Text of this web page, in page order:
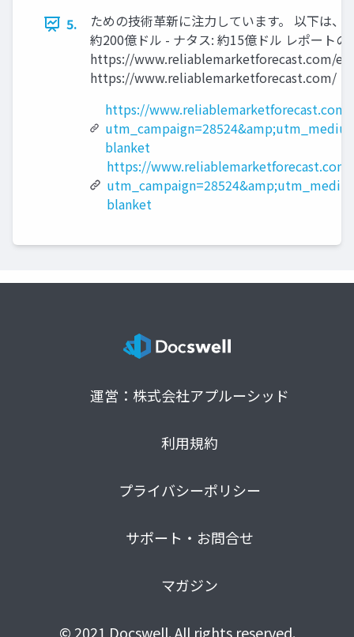
5.
ための技術革新に注力しています。 以下は
約200億ドル - ナタス: 約15億ドル レポートの
https://www.reliablemarketforecast.com/
https://www.reliablemarketforecast.com/
https://
blanket
https://
blanket
運営：株式会社アプルーシッド
利用規約
プライバシーポリシー
サポート・お問合せ
マガジン
© 2021 Docswell. All rights reserved.